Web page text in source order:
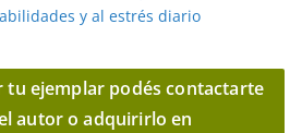
y al estrés diario
tu ejemplar podés contactarte
autor o adquirirlo en